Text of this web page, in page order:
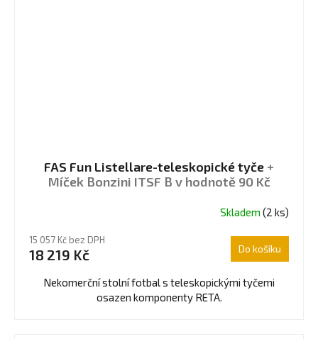
FAS Fun Listellare-teleskopické tyče +
Míček Bonzini ITSF B v hodnotě 90 Kč
Skladem (2 ks)
15 057 Kč bez DPH
18 219 Kč Do košíku
Nekomerční stolní fotbal s teleskopickými tyčemi
osazen komponenty RETA.